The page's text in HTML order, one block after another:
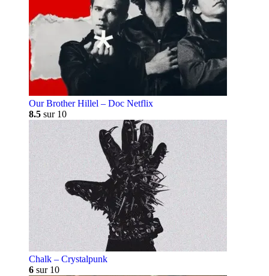
Our Brother Hillel – Doc Netflix
8.5 sur 10
Chalk – Crystalpunk
6 sur 10